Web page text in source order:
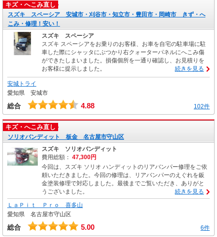
キズ・へこみ直し
スズキ スペーシア 安城市・刈谷市・知立市・豊田市・岡崎市 きず・へ
こみ・修理！安い！
スズキ スペーシア
スズキ スペーシアをお乗りのお客様、お車を自宅の駐車場に駐
車した際にシャッタにぶつかり右クォーターパネルにへこみ傷
ができたしまいました。損傷個所を一通り確認し、お見積りを
お客様に提示しました。
続きを見る
安城トライ
愛知県 安城市
総合 4.88 102件
キズ・へこみ直し
ソリオバンディット 板金 名古屋市守山区
スズキ ソリオバンディット
費用総額： 47,300円
今回は、スズキ ソリオ ハンディットのリアバンパー修理をご依
頼いただきました。今回の修理は、リアバンパーのえぐれを鈑
金塗装修理で対応しました。最後までご覧いただき、ありがと
うございました。
続きを見る
ＬａＰｉｔ Ｐｒｏ 喜多山
愛知県 名古屋市守山区
総合 5.00 6件